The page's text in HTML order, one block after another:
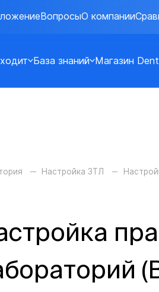
ВопросыО компании
База знаний Магазин
Настройка ЗТЛ